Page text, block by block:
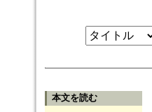
本文を読む